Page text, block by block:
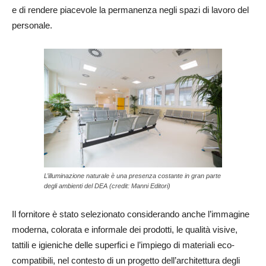
e di rendere piacevole la permanenza negli spazi di lavoro del
personale.
L’illuminazione naturale è una presenza costante in gran parte
degli ambienti del DEA (credit: Manni Editori)
Il fornitore è stato selezionato considerando anche l’immagine
moderna, colorata e informale dei prodotti, le qualità visive,
tattili e igieniche delle superfici e l’impiego di materiali eco-
compatibili, nel contesto di un progetto dell’architettura degli